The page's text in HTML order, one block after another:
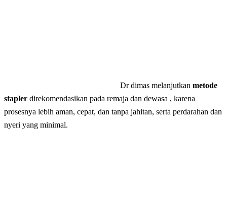
Dr dimas melanjutkan metode
stapler direkomendasikan pada remaja dan dewasa , karena
prosesnya lebih aman, cepat, dan tanpa jahitan, serta perdarahan dan
nyeri yang minimal.